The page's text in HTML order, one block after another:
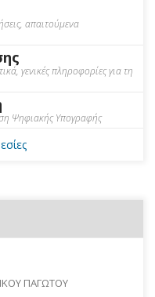
απαιτούμενα
γενικές πληροφορίες για τη
Ψηφιακής Υπογραφής
ΠΑΓΩΤΟΥ